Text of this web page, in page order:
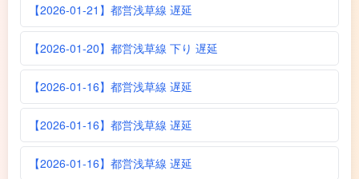
【2026-01-21】都営浅草線 遅延
【2026-01-20】都営浅草線 下り 遅延
【2026-01-16】都営浅草線 遅延
【2026-01-16】都営浅草線 遅延
【2026-01-16】都営浅草線 遅延